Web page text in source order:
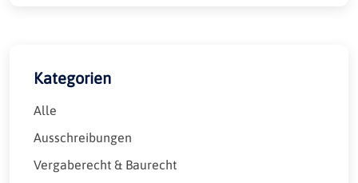
Kategorien
Alle
Ausschreibungen
Vergaberecht & Baurecht